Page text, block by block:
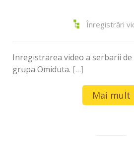
Înregistrări
Inregistrarea video a serbarii
grupa Omiduta. […]
Mai mult